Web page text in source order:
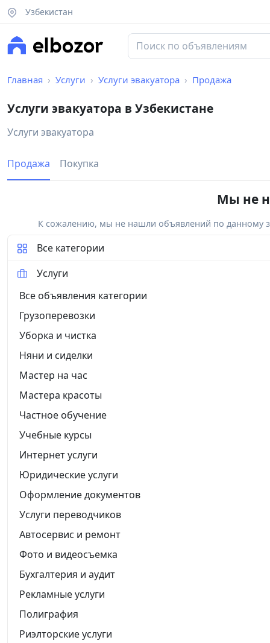
Узбекистан
Главная Услуги Услуги эвакуатора Продажа
Услуги эвакуатора в Узбекистане
Услуги эвакуатора
Продажа Покупка
Мы не
К сожалению, мы не нашли объявлений по данному
Все категории
Услуги
Все объявления категории
Грузоперевозки
Уборка и чистка
Няни и сиделки
Мастер на час
Мастера красоты
Частное обучение
Учебные курсы
Интернет услуги
Юридические услуги
Оформление документов
Услуги переводчиков
Автосервис и ремонт
Фото и видеосъемка
Бухгалтерия и аудит
Рекламные услуги
Полиграфия
Риэлторские услуги